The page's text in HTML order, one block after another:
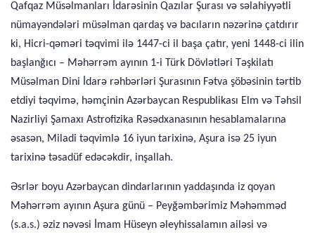
Qafqaz Müsəlmanları İdarəsinin Qazılar Şurası və səlahiyyətli
nümayəndələri müsəlman qardaş və bacıların nəzərinə çatdırır
ki, Hicri-qəməri təqvimi ilə 1447-ci il başa çatır, yeni 1448-ci ilin
başlanğıcı – Məhərrəm ayının 1-i Türk Dövlətləri Təşkilatı
Müsəlman Dini İdarə rəhbərləri Şurasının Fətva şöbəsinin tərtib
etdiyi təqvimə, həmçinin Azərbaycan Respublikası Elm və Təhsil
Nazirliyi Şamaxı Astrofizika Rəsədxanasının hesablamalarına
əsasən, Miladi təqvimlə 16 iyun tarixinə, Aşura isə 25 iyun
tarixinə təsadüf edəcəkdir, inşallah.
Əsrlər boyu Azərbaycan dindarlarının yaddaşında iz qoyan
Məhərrəm ayının Aşura günü – Peyğəmbərimiz Məhəmməd
(s.a.s.) əziz nəvəsi İmam Hüseyn əleyhissalamın ailəsi və